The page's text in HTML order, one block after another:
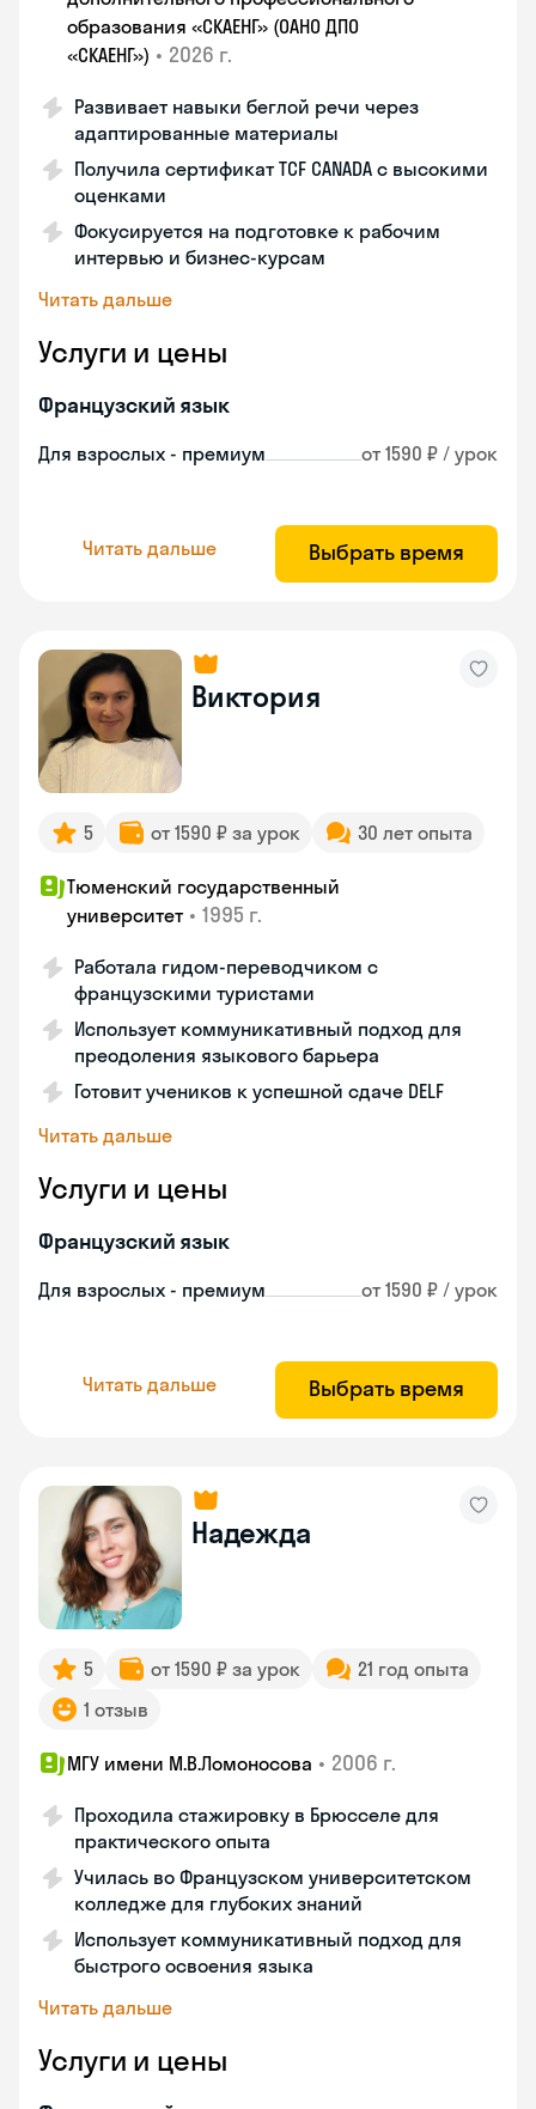
образования «СКАЕНГ» (ОАНО ДПО
«СКАЕНГ») • 2026 г.
Развивает навыки беглой речи через
адаптированные материалы
Получила сертификат TCF CANADA с высокими
оценками
Фокусируется на подготовке к рабочим
интервью и бизнес-курсам
Читать дальше
Услуги и цены
Французский язык
Для взрослых - премиум от 1590 ₽ / урок
Читать дальше Выбрать время
Виктория
5 от 1590 ₽ за урок 30 лет опыта
Тюменский государственный
университет • 1995 г.
Работала гидом-переводчиком с
французскими туристами
Использует коммуникативный подход для
преодоления языкового барьера
Готовит учеников к успешной сдаче DELF
Читать дальше
Услуги и цены
Французский язык
Для взрослых - премиум от 1590 ₽ / урок
Читать дальше Выбрать время
Надежда
5 от 1590 ₽ за урок
21 год опыта
1 отзыв
МГУ имени М.В.Ломоносова • 2006 г.
Проходила стажировку в Брюсселе для
практического опыта
Училась во Французском университетском
колледже для глубоких знаний
Использует коммуникативный подход для
быстрого освоения языка
Читать дальше
Услуги и цены